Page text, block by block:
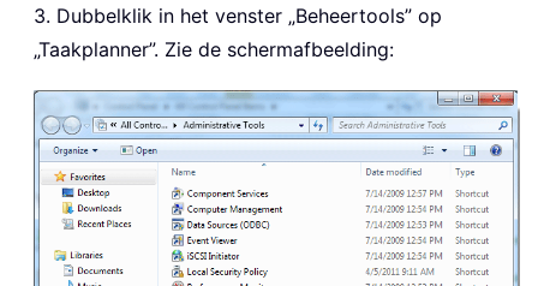
3. Dubbelklik in het venster „Beheertools” op
„Taakplanner”. Zie de schermafbeelding: